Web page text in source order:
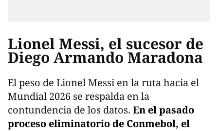
Lionel Messi, el sucesor de
Diego Armando Maradona
El peso de Lionel Messi en la ruta hacia el
Mundial 2026 se respalda en la
contundencia de los datos. En el pasado
proceso eliminatorio de Conmebol, el